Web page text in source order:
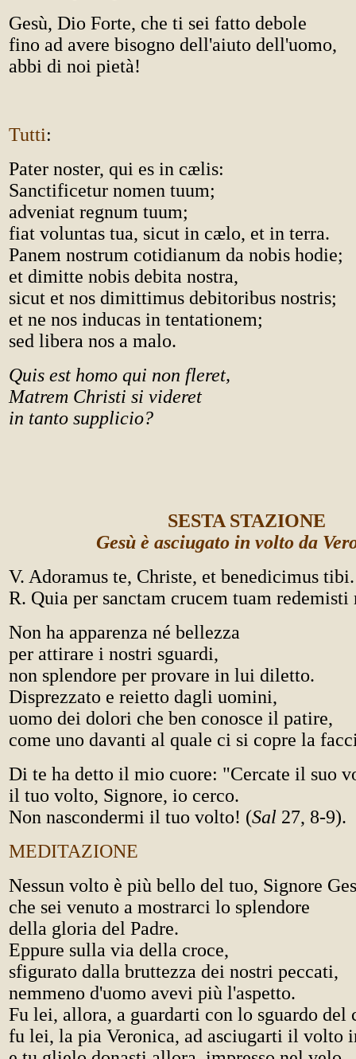
Gesù, Dio Forte, che ti sei fatto debole
fino ad avere bisogno dell'aiuto dell'uomo,
abbi di noi pietà!
Tutti:
Pater noster, qui es in cælis:
Sanctificetur nomen tuum;
adveniat regnum tuum;
fiat voluntas tua, sicut in cælo, et in terra.
Panem nostrum cotidianum da nobis hodie;
et dimitte nobis debita nostra,
sicut et nos dimittimus debitoribus nostris;
et ne nos inducas in tentationem;
sed libera nos a malo.
Quis est homo qui non fleret,
Matrem Christi si videret
in tanto supplicio?
SESTA STAZIONE
Gesù è asciugato in volto da
V. Adoramus te, Christe, et benedicimus tibi.
R. Quia per sanctam crucem tuam redemisti
Non ha apparenza né bellezza
per attirare i nostri sguardi,
non splendore per provare in lui diletto.
Disprezzato e reietto dagli uomini,
uomo dei dolori che ben conosce il patire,
come uno davanti al quale ci si copre la
Di te ha detto il mio cuore: "Cercate il suo
il tuo volto, Signore, io cerco.
Non nascondermi il tuo volto! (Sal 27, 8-9).
MEDITAZIONE
Nessun volto è più bello del tuo, Signore
che sei venuto a mostrarci lo splendore
della gloria del Padre.
Eppure sulla via della croce,
sfigurato dalla bruttezza dei nostri peccati,
nemmeno d'uomo avevi più l'aspetto.
Fu lei, allora, a guardarti con lo sguardo del
fu lei, la pia Veronica, ad asciugarti il volto